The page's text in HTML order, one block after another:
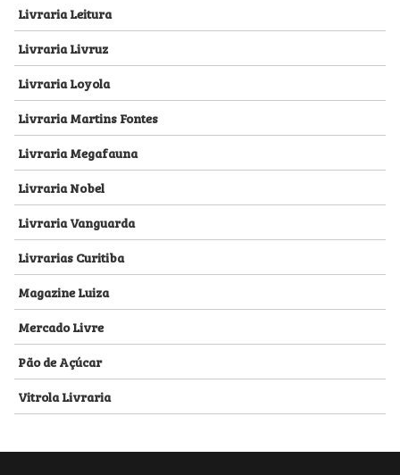
Livraria Leitura
Livraria Livruz
Livraria Loyola
Livraria Martins Fontes
Livraria Megafauna
Livraria Nobel
Livraria Vanguarda
Livrarias Curitiba
Magazine Luiza
Mercado Livre
Pão de Açúcar
Vitrola Livraria